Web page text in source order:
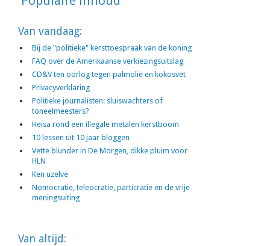
Van vandaag:
Bij de "politieke" kersttoespraak van de koning
FAQ over de Amerikaanse verkiezingsuitslag
CD&V ten oorlog tegen palmolie en kokosvet
Privacyverklaring
Politieke journalisten: sluiswachters of
toneelmeesters?
Heisa rond een illegale metalen kerstboom
10 lessen uit 10 jaar bloggen
Vette blunder in De Morgen, dikke pluim voor
HLN
Ken uzelve
Nomocratie, teleocratie, particratie en de vrije
meningsuiting
Van altijd: